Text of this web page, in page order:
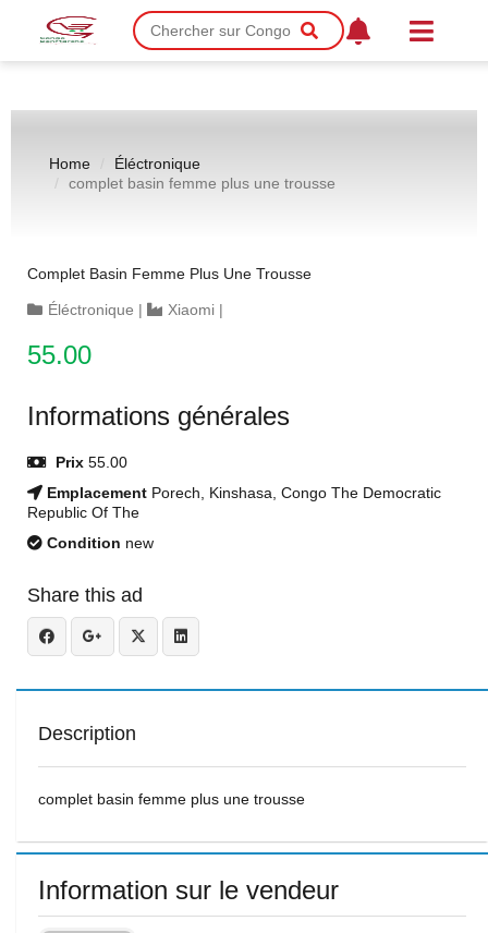
Home
Éléctronique
complet basin femme plus une trousse
Complet Basin Femme Plus Une Trousse
Éléctronique | Xiaomi |
55.00
Informations générales
Prix 55.00
Emplacement Porech, Kinshasa, Congo The Democratic
Republic Of The
Condition new
Share this ad
Description
complet basin femme plus une trousse
Information sur le vendeur